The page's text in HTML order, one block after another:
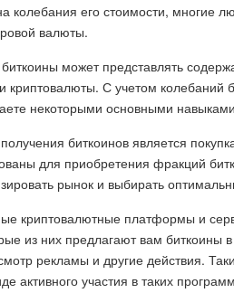
колебания его стоимости, многие
валюты.
может представлять
криптовалюты. С учетом колебаний
некоторыми основными
биткоинов является
для приобретения фракций
рынок и выбирать
криптовалютные платформы и
из них предлагают вам биткоины
рекламы и другие действия.
активного участия в таких